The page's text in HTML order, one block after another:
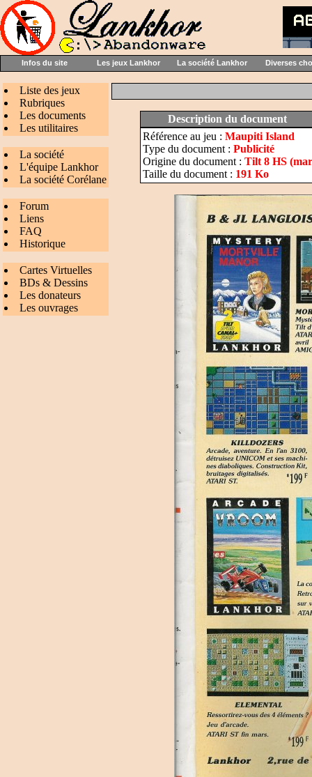
Infos du site Les jeux Lankhor La société Lankhor Diverses
Liste des jeux
Rubriques
Les documents
Les utilitaires
La société
L'équipe Lankhor
La société Corélane
Forum
Liens
FAQ
Historique
Cartes Virtuelles
BDs & Dessins
Les donateurs
Les ouvrages
Description du document
Référence au jeu : Maupiti Island
Type du document : Publicité
Origine du document : Tilt 8 HS
Taille du document : 191 Ko